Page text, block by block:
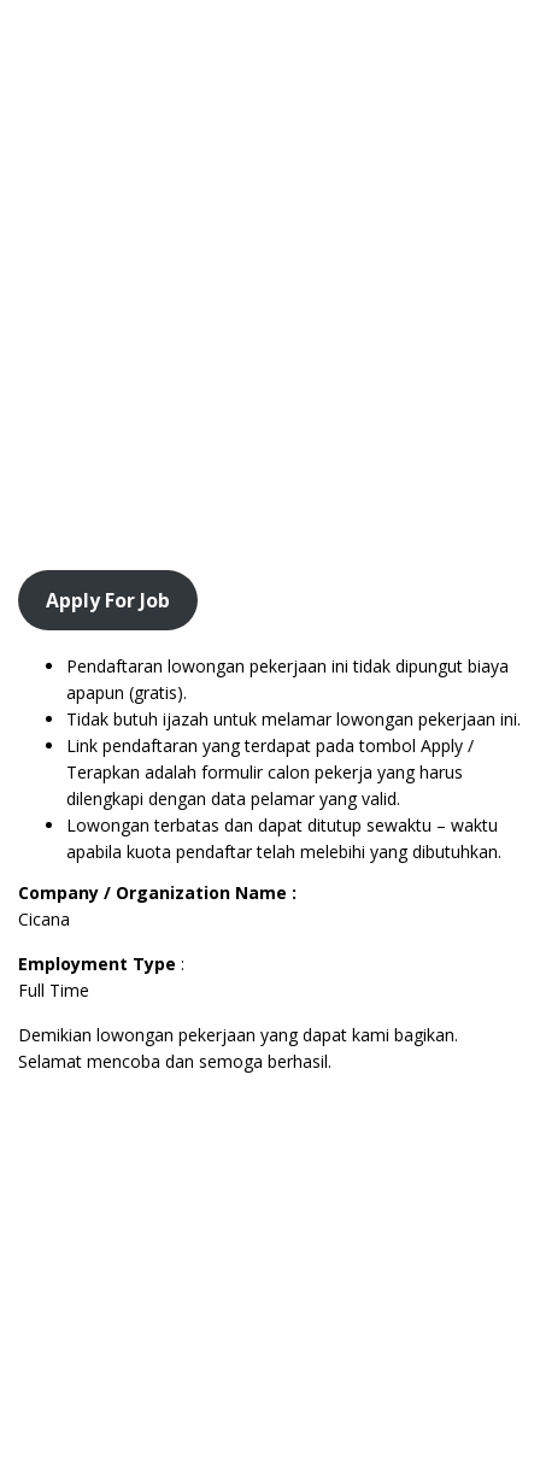
Apply For Job
Pendaftaran lowongan pekerjaan ini tidak dipungut biaya
apapun (gratis).
Tidak butuh ijazah untuk melamar lowongan pekerjaan ini.
Link pendaftaran yang terdapat pada tombol Apply /
Terapkan adalah formulir calon pekerja yang harus
dilengkapi dengan data pelamar yang valid.
Lowongan terbatas dan dapat ditutup sewaktu – waktu
apabila kuota pendaftar telah melebihi yang dibutuhkan.
Company / Organization Name :
Cicana
Employment Type :
Full Time
Demikian lowongan pekerjaan yang dapat kami bagikan.
Selamat mencoba dan semoga berhasil.